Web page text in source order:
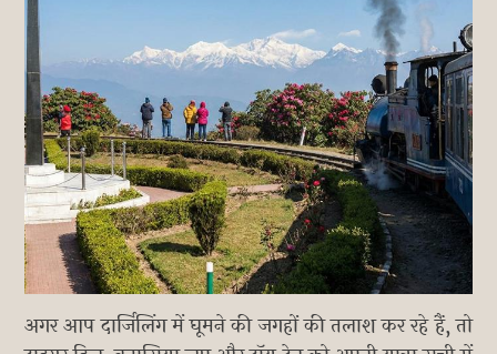
अगर आप दार्जिलिंग में घूमने की जगहों की तलाश कर रहे हैं, तो